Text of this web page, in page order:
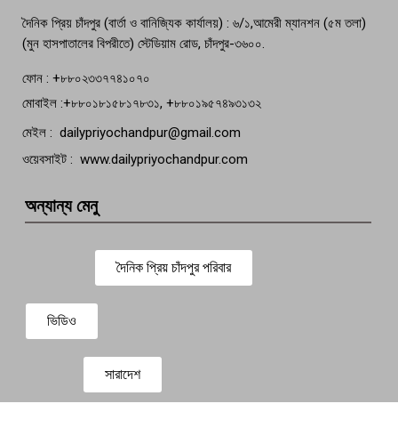
দৈনিক প্রিয় চাঁদপুর (বার্তা ও বানিজ্যিক কার্যালয়) : ৬/১,আমেরী ম্যানশন (৫ম তলা)
(মুন হাসপাতালের বিপরীতে) স্টেডিয়াম রোড, চাঁদপুর-৩৬০০.
ফোন : +৮৮০২৩৩৭৭৪১০৭০
মোবাইল :+৮৮০১৮১৫৮১৭৮৩১, +৮৮০১৯৫৭৪৯৩১৩২
মেইল : dailypriyochandpur@gmail.com
ওয়েবসাইট : www.dailypriyochandpur.com
অন্যান্য মেনু
দৈনিক প্রিয় চাঁদপুর পরিবার
ভিডিও
সারাদেশ